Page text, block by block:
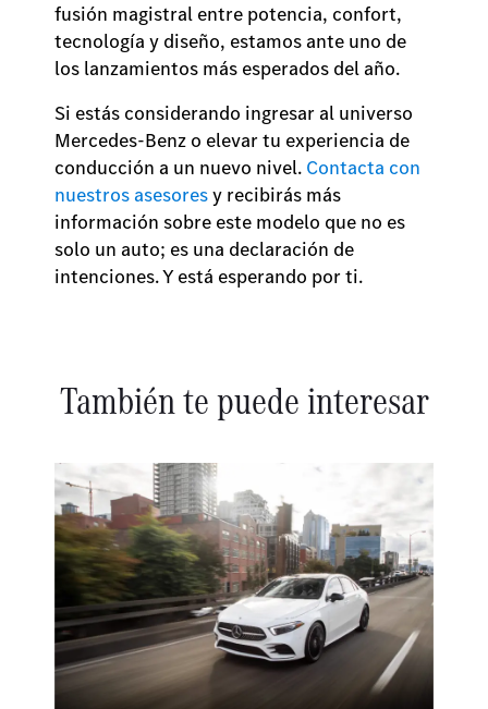
fusión magistral entre potencia, confort,
tecnología y diseño, estamos ante uno de
los lanzamientos más esperados del año.
Si estás considerando ingresar al universo
Mercedes-Benz o elevar tu experiencia de
conducción a un nuevo nivel. Contacta con
nuestros asesoresy recibirás más
información sobre este modelo que no es
solo un auto; es una declaración de
intenciones. Y está esperando por ti.
También te puede interesar